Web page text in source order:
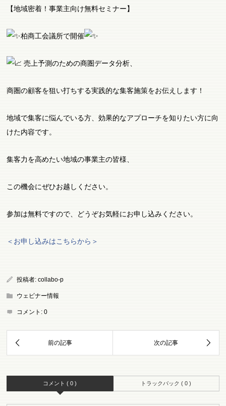
【地域密着！事業主向け無料セミナー】
柏商工会議所で開催
売上予測のための商圏データ分析、
商圏の顧客を狙い打ちする実践的な集客施策をお伝えします！
地域で集客に悩んでいる方、効果的なアプローチを知りたい方に向
けた内容です。
集客力を高めたい地域の事業主の皆様、
この機会にぜひお越しください。
参加は無料ですので、どうぞお気軽にお申し込みください。
＜お申し込みはこちらから＞
投稿者:collabo-p
ウェビナー情報
コメント:0
コメント ( 0 ) トラックバック ( 0 )